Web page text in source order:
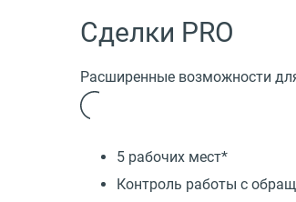
Сделки PRO
Расширенные возможности
5 рабочих мест*
Контроль работы с